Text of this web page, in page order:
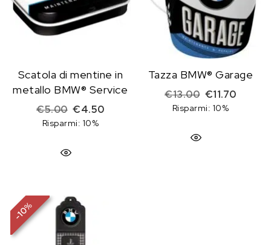
Scatola di mentine in
metallo BMW® Service
€5.00 Il prezzo originale era: €5.00.
€4.50Il prezzo attuale è: €4.50.
Risparmi: 10%
Tazza BMW® Garage
€13.00 Il prezzo
€11.70Il
Risparmi: 10%
-
10
%